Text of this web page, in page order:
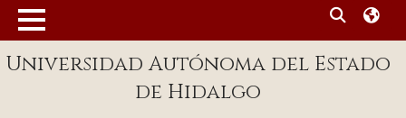
Enlaces
Universidad Autónoma del Estado
de Hidalgo